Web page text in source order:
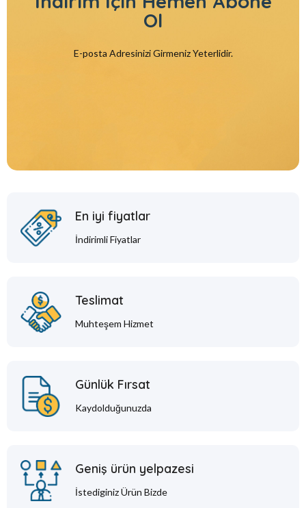
Ol
E-posta Adresinizi Girmeniz Yeterlidir.
En iyi fiyatlar
İndirimli Fiyatlar
Teslimat
Muhteşem Hizmet
Günlük Fırsat
Kaydolduğunuzda
Geniş ürün yelpazesi
İstediginiz Ürün Bizde